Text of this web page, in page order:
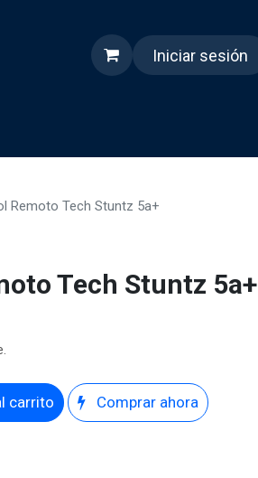
Iniciar sesión
Remoto Tech Stuntz 5a+
Tech Stuntz 5a+
carrito Comprar ahora